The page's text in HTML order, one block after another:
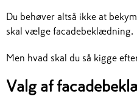
Du behøver altså ikke at
skal vælge facadebeklædning.
Men hvad skal du så kigge
Valg af